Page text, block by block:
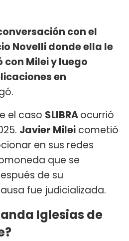
con el
Novelli donde ella le
Milei y luego
en
el caso $LIBRAocurrió
Javier Milei cometió
en sus redes
que se
de su
fue judicializada.
Iglesias de